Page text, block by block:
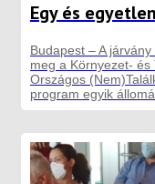
Egy és
Budapest – A
meg a Környezet- és
Országos
program egyik